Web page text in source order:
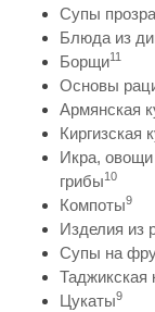
Супы
Блюда из
Борщи11
Основы
Армянская
Киргизская
Икра,
грибы10
Компоты9
Изделия из
Супы на
Таджикская
Цукаты9